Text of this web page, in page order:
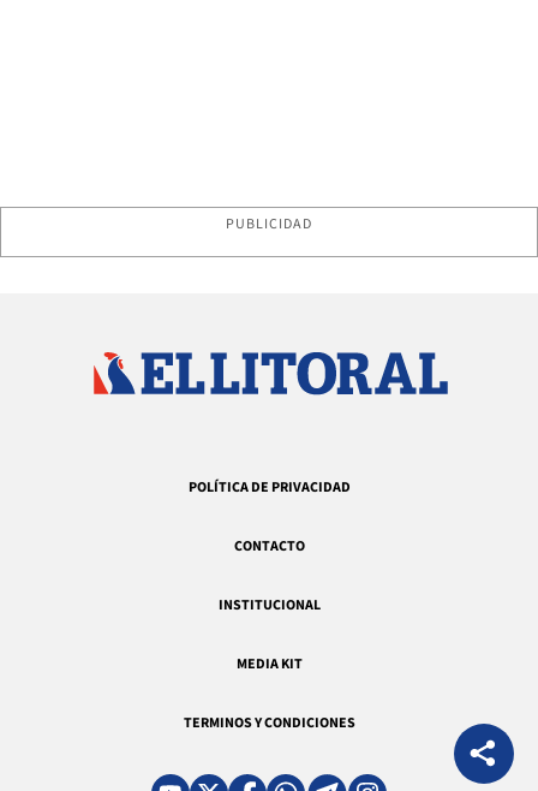
PUBLICIDAD
POLÍTICA DE PRIVACIDAD
CONTACTO
INSTITUCIONAL
MEDIA KIT
TERMINOS Y CONDICIONES